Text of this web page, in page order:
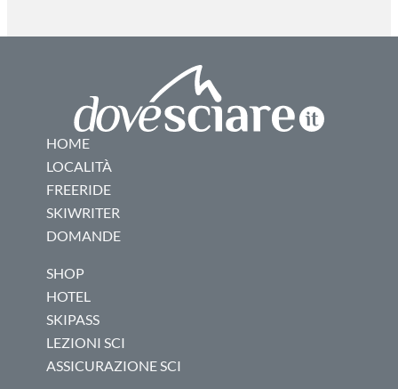
HOME
LOCALITÀ
FREERIDE
SKIWRITER
DOMANDE
SHOP
HOTEL
SKIPASS
LEZIONI SCI
ASSICURAZIONE SCI